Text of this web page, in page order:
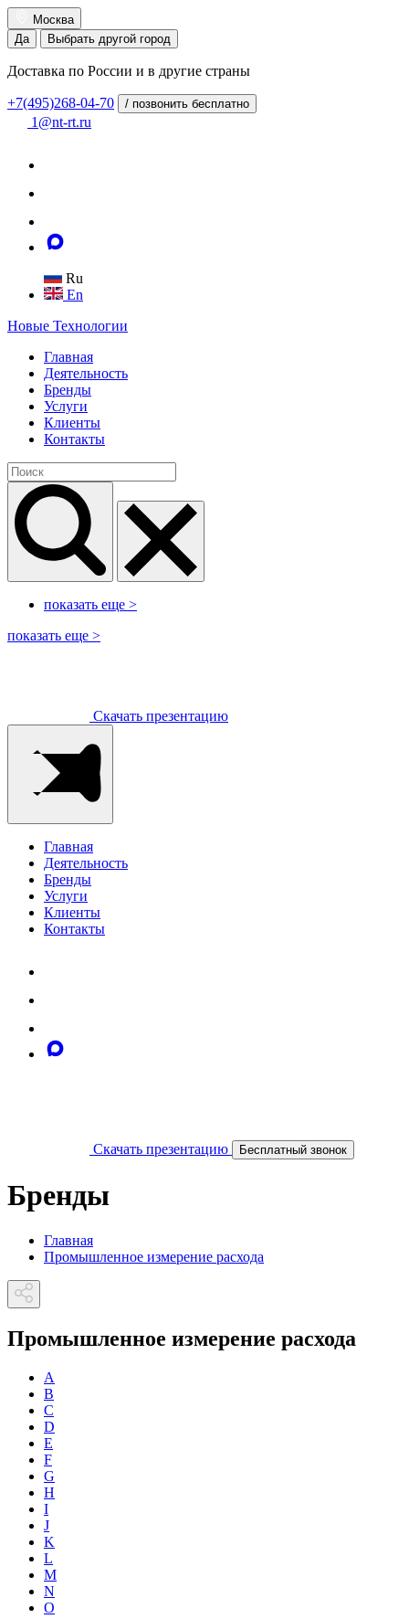
Москва
Да
Выбрать другой город
Доставка по России и в другие страны
+7(495)268-04-70 / позвонить бесплатно
1@nt-rt.ru
Ru
En
Новые Технологии
Главная
Деятельность
Бренды
Услуги
Клиенты
Контакты
показать еще >
показать еще >
Скачать презентацию
Главная
Деятельность
Бренды
Услуги
Клиенты
Контакты
Скачать презентацию Бесплатный звонок
Бренды
Главная
Промышленное измерение расхода
Промышленное измерение расхода
A
B
C
D
E
F
G
H
I
J
K
L
M
N
O